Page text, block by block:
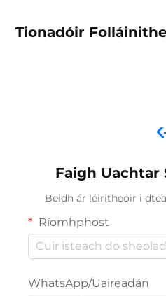
Tionadóir Folláinithe
Faigh Uachtar
Beidh ár léiritheoir i
Ríomhphost
WhatsApp/Uaireadán